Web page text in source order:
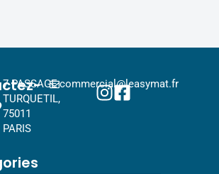
7 PASSAGE
TURQUETIL,
75011
PARIS
commercial@leasymat.fr